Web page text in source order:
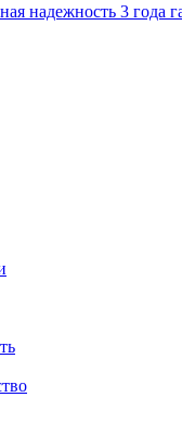
надежность 3 года